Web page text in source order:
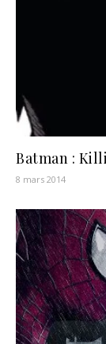
Batman :
8 mars 2014